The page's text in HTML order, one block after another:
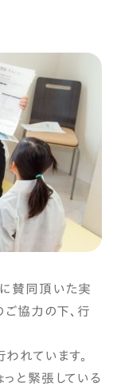
に賛同頂いた実
ご協力の下、行
れています。
と緊張している